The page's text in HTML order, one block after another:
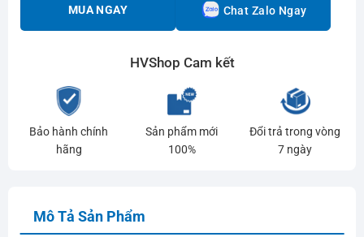
MUA NGAY Chat Zalo Ngay
HVShop Cam kết
Bảo hành chính
hãng
Sản phẩm mới
100%
Đổi trả trong vòng
7 ngày
Mô Tả Sản Phẩm